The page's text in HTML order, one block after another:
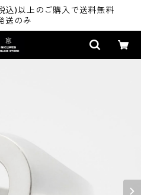
)以上のご購入で送料無料
送のみ